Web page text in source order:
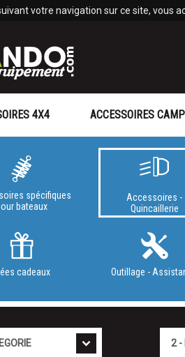
votre navigation sur ce site, vous
4X4 ACCESSOIRES
spécifiques
bateaux
Accessoires -
Quincaillerie
cadeaux Outillage -